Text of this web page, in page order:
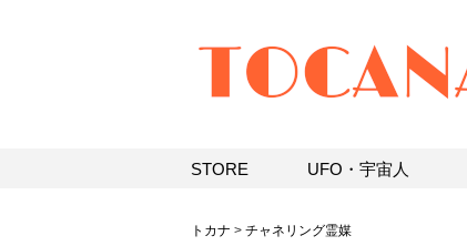
トカナ > チャネリング霊媒
STORE UFO・宇宙人